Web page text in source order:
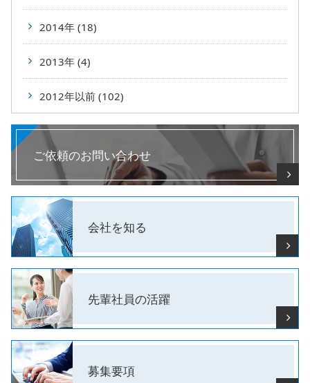
2014年 (18)
2013年 (4)
2012年以前 (102)
ご依頼のお問い合わせ
会社を知る
先輩社員の活躍
募集要項